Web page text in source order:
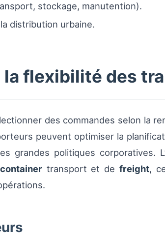
stockage, manutention).
distribution urbaine.
flexibilité des
des commandes selon la
peuvent optimiser la
grandes politiques corporatives.
containertransport et defreight,